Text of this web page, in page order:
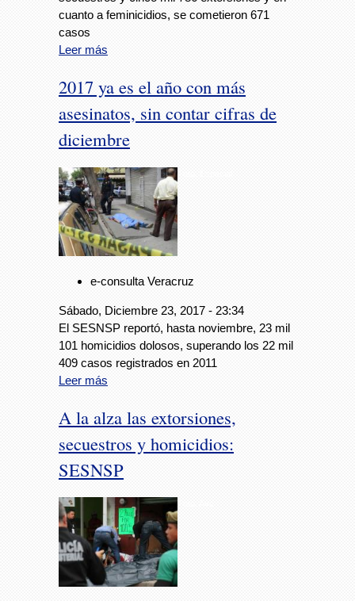
cuanto a feminicidios, se cometieron 671
casos
Leer más
2017 ya es el año con más
asesinatos, sin contar cifras de
diciembre
e-consulta Veracruz
Sábado, Diciembre 23, 2017 - 23:34
El SESNSP reportó, hasta noviembre, 23 mil
101 homicidios dolosos, superando los 22 mil
409 casos registrados en 2011
Leer más
A la alza las extorsiones,
secuestros y homicidios:
SESNSP